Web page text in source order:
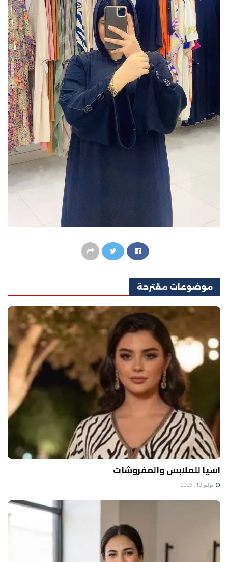
موضوعات مقترحة
اسيا للملابس والمفروشات
يوليو 19, 2026